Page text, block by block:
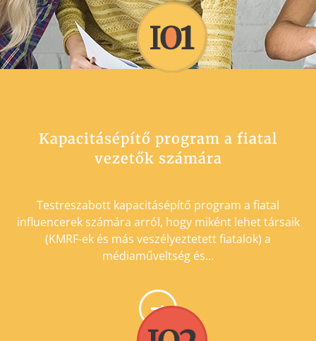
fiatalok állampolgári és politikai
YOUTH MYTH
BUSTERS
Kapacitásépítő program a fiatal
vezetők számára
Testreszabott kapacitásépítő program a fiatal
influencerek számára arról, hogy miként lehet társaik
(KMRF-ek és más veszélyeztetett fiatalok) a
médiaműveltség és…